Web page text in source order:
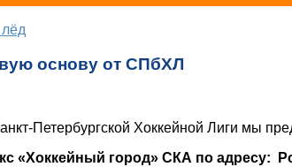
основу от СПбХЛ
Петербургской Хоккейной Лиги мы
«Хоккейный город» СКА по адресу: